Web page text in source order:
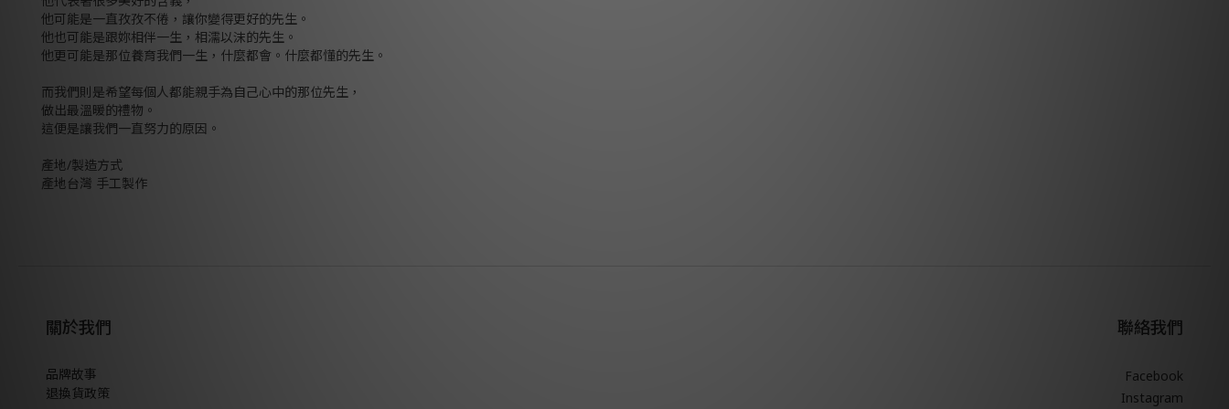
他可能是一直孜孜不倦，讓你變得更好的先生。
他也可能是跟妳相伴一生，相濡以沫的先生。
他更可能是那位養育我們一生，什麼都會。什麼都懂的先生。
而我們則是希望每個人都能親手為自己心中的那位先生，
做出最溫暖的禮物。
這便是讓我們一直努力的原因。
產地/製造方式
產地台灣 手工製作
關於我們
品牌故事
退換貨政策
聯絡我們
Facebook
Instagram